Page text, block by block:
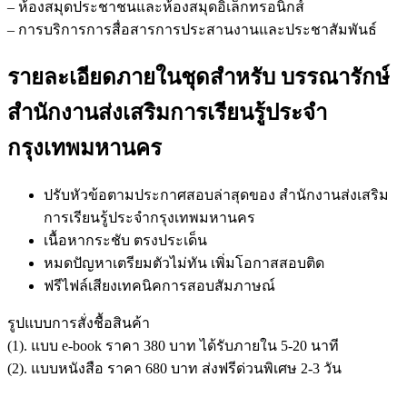
– ห้องสมุดประชาชนและห้องสมุดอิเล็กทรอนิกส์
– การบริการการสื่อสารการประสานงานและประชาสัมพันธ์
รายละเอียดภายในชุดสำหรับ บรรณารักษ์
สำนักงานส่งเสริมการเรียนรู้ประจำ
กรุงเทพมหานคร
ปรับหัวข้อตามประกาศสอบล่าสุดของ สำนักงานส่งเสริม
การเรียนรู้ประจำกรุงเทพมหานคร
เนื้อหากระชับ ตรงประเด็น
หมดปัญหาเตรียมตัวไม่ทัน เพิ่มโอกาสสอบติด
ฟรีไฟล์เสียงเทคนิคการสอบสัมภาษณ์
รูปแบบการสั่งชื้อสินค้า
(1). แบบ e-book ราคา 380 บาท ได้รับภายใน 5-20 นาที
(2). แบบหนังสือ ราคา 680 บาท ส่งฟรีด่วนพิเศษ 2-3 วัน